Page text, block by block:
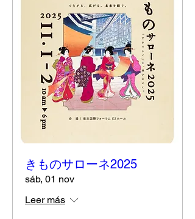
きものサローネ2025
sáb, 01 nov
Leer más